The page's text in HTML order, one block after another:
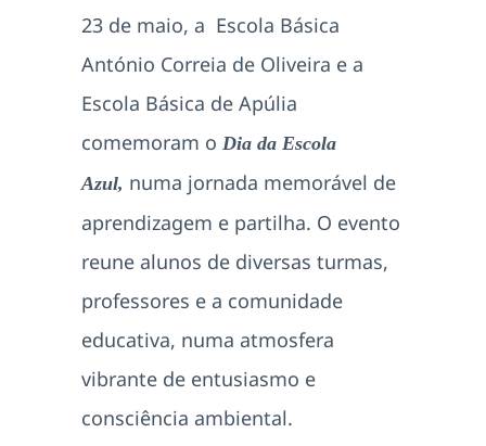
23 de maio, a Escola Básica
António Correia de Oliveira e a
Escola Básica de Apúlia
comemoram o Dia da Escola
Azul, numa jornada memorável de
aprendizagem e partilha. O evento
reune alunos de diversas turmas,
professores e a comunidade
educativa, numa atmosfera
vibrante de entusiasmo e
consciência ambiental.